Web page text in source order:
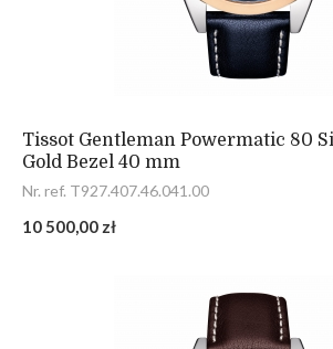
Tissot Gentleman Powermatic 80
Gold Bezel 40 mm
Nr. ref. T927.407.46.041.00
10 500,00 zł